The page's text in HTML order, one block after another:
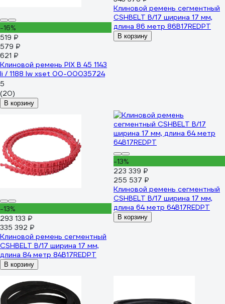
-16%
519 ₽
579 ₽
621 ₽
Клиновой ремень PIX B 45 1143
li / 1188 lw xset 00-00035724
5
(20)
В корзину
Клиновой ремень сегментный
CSHBELT B/17 ширина 17 мм,
длина 86 метр 86B17REDPT
В корзину
-13%
293 133 ₽
335 392 ₽
Клиновой ремень сегментный
CSHBELT B/17 ширина 17 мм,
длина 84 метр 84B17REDPT
В корзину
-13%
223 339 ₽
255 537 ₽
Клиновой ремень сегментный
CSHBELT B/17 ширина 17 мм,
длина 64 метр 64B17REDPT
В корзину